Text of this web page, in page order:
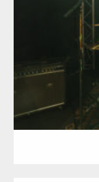
Category:ロック
ダウ